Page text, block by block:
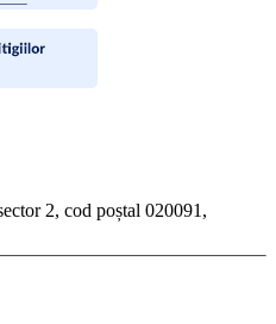
2, cod poștal 020091,